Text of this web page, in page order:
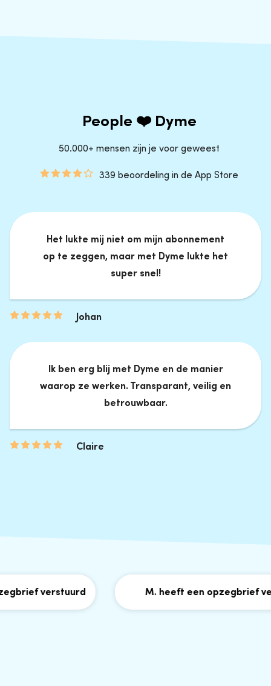
People ❤️ Dyme
50.000+ mensen zijn je voor geweest
339 beoordeling in de App Store
Het lukte mij niet om mijn abonnement
op te zeggen, maar met Dyme lukte het
super snel!
Johan
Ik ben erg blij met Dyme en de manier
waarop ze werken. Transparant, veilig en
betrouwbaar.
Claire
verstuurd M. heeft een opzegbrief